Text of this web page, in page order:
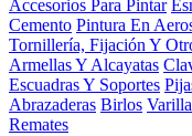
Accesorios Para Pintar
Cemento Pintura En
Tornillería, Fijación Y
Armellas Y Alcayatas
Escuadras Y Soportes
Abrazaderas Birlos
Remates